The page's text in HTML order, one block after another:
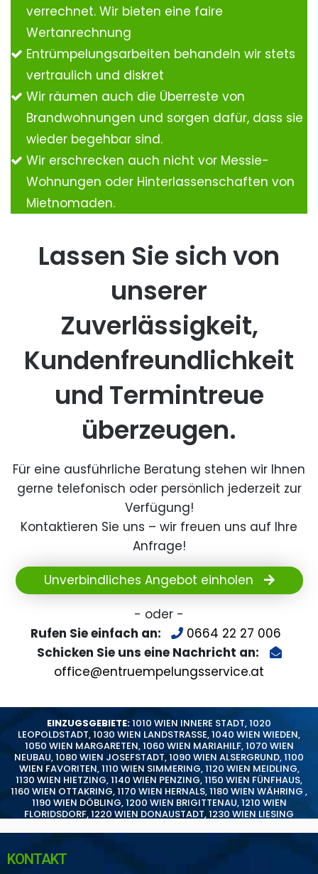
verrechnet. Wir bieten eine faire
Wertanrechnung
Entrümpelungsarbeiten behandeln wir stets
vertraulich und diskret
Wir räumen auch die Überreste von
Brandwohnungen und sorgen dafür, dass sie
wieder begehbar sind.
Wir erschrecken auch nicht vor Messie-
Wohnungen oder Hinterlassenschaften von
Mietnomaden.
Lassen Sie sich von
unserer
Zuverlässigkeit,
Kundenfreundlichkeit
und Termintreue
überzeugen.
Für eine ausführliche Beratung stehen wir Ihnen
gerne telefonisch oder persönlich jederzeit zur
Verfügung!
Kontaktieren Sie uns – wir freuen uns auf Ihre
Anfrage!
Unverbindliches Angebot einholen
- oder -
Rufen Sie einfach an:
0664 22 27 006
Schicken Sie uns eine Nachricht an:
office@entruempelungsservice.at
EINZUGSGEBIETE:1010 WIEN INNERE STADT,1020
LEOPOLDSTADT,1030 WIEN LANDSTRASSE,1040 WIEN WIEDEN,
1050 WIEN MARGARETEN,1060 WIEN MARIAHILF,1070 WIEN
NEUBAU,1080 WIEN JOSEFSTADT,1090 WIEN ALSERGRUND,1100
WIEN FAVORITEN,1110 WIEN SIMMERING,1120 WIEN MEIDLING,
1130 WIEN HIETZING,1140 WIEN PENZING,1150 WIEN FÜNFHAUS,
1160 WIEN OTTAKRING,1170 WIEN HERNALS,1180 WIEN WÄHRING ,
1190 WIEN DÖBLING,1200 WIEN BRIGITTENAU,1210 WIEN
FLORIDSDORF,1220 WIEN DONAUSTADT,1230 WIEN LIESING
KONTAKT